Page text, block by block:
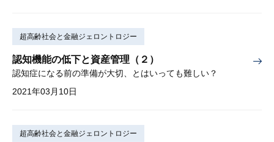
超高齢社会と金融ジェロントロジー
認知機能の低下と資産管理（２）
認知症になる前の準備が大切、とはいっても難しい？
2021年03月10日
超高齢社会と金融ジェロントロジー